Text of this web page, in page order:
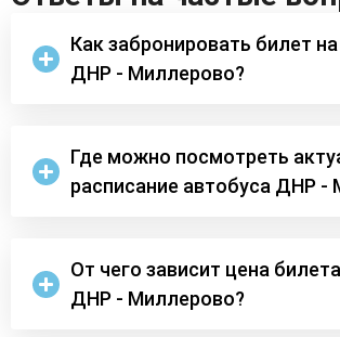
Как забронировать билет
ДНР - Миллерово?
Где можно посмотреть
расписание автобуса ДНР -
От чего зависит цена
ДНР - Миллерово?